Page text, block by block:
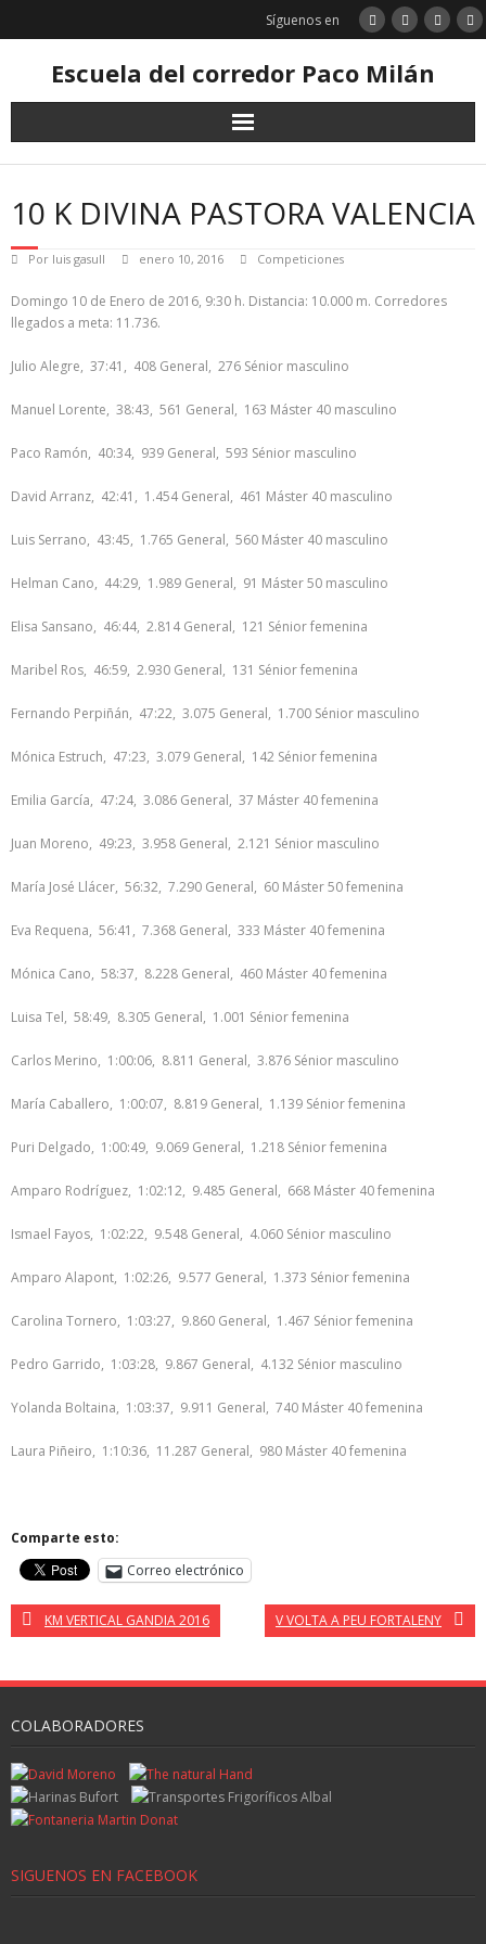
Síguenos en
Escuela del corredor Paco Milán
10 K DIVINA PASTORA VALENCIA
Por luis gasull enero 10, 2016 Competiciones
Domingo 10 de Enero de 2016, 9:30 h. Distancia: 10.000 m. Corredores
llegados a meta: 11.736.
Julio Alegre, 37:41, 408 General, 276 Sénior masculino
Manuel Lorente, 38:43, 561 General, 163 Máster 40 masculino
Paco Ramón, 40:34, 939 General, 593 Sénior masculino
David Arranz, 42:41, 1.454 General, 461 Máster 40 masculino
Luis Serrano, 43:45, 1.765 General, 560 Máster 40 masculino
Helman Cano, 44:29, 1.989 General, 91 Máster 50 masculino
Elisa Sansano, 46:44, 2.814 General, 121 Sénior femenina
Maribel Ros, 46:59, 2.930 General, 131 Sénior femenina
Fernando Perpiñán, 47:22, 3.075 General, 1.700 Sénior masculino
Mónica Estruch, 47:23, 3.079 General, 142 Sénior femenina
Emilia García, 47:24, 3.086 General, 37 Máster 40 femenina
Juan Moreno, 49:23, 3.958 General, 2.121 Sénior masculino
María José Llácer, 56:32, 7.290 General, 60 Máster 50 femenina
Eva Requena, 56:41, 7.368 General, 333 Máster 40 femenina
Mónica Cano, 58:37, 8.228 General, 460 Máster 40 femenina
Luisa Tel, 58:49, 8.305 General, 1.001 Sénior femenina
Carlos Merino, 1:00:06, 8.811 General, 3.876 Sénior masculino
María Caballero, 1:00:07, 8.819 General, 1.139 Sénior femenina
Puri Delgado, 1:00:49, 9.069 General, 1.218 Sénior femenina
Amparo Rodríguez, 1:02:12, 9.485 General, 668 Máster 40 femenina
Ismael Fayos, 1:02:22, 9.548 General, 4.060 Sénior masculino
Amparo Alapont, 1:02:26, 9.577 General, 1.373 Sénior femenina
Carolina Tornero, 1:03:27, 9.860 General, 1.467 Sénior femenina
Pedro Garrido, 1:03:28, 9.867 General, 4.132 Sénior masculino
Yolanda Boltaina, 1:03:37, 9.911 General, 740 Máster 40 femenina
Laura Piñeiro, 1:10:36, 11.287 General, 980 Máster 40 femenina
Comparte esto:
Correo electrónico
KM VERTICAL GANDIA 2016 V VOLTA A PEU FORTALENY
COLABORADORES
SIGUENOS EN FACEBOOK